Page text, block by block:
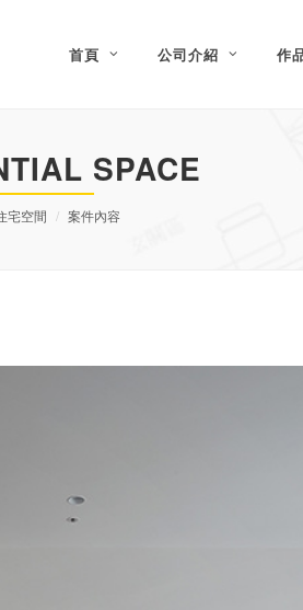
首頁 公司介紹 作
SPACE
宅空間 案件內容